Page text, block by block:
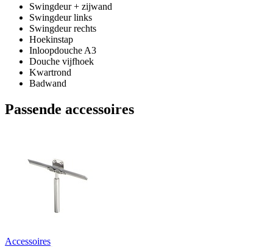
Swingdeur + zijwand
Swingdeur links
Swingdeur rechts
Hoekinstap
Inloopdouche A3
Douche vijfhoek
Kwartrond
Badwand
Passende accessoires
Accessoires